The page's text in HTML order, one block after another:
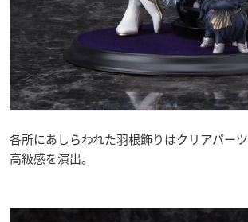
各所にあしらわれた羽根飾りはクリアパー
高級感を演出。